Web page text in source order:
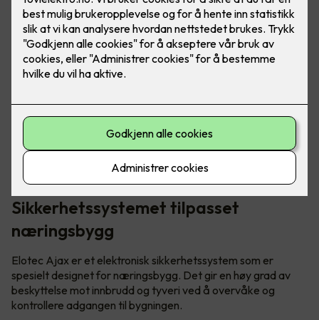
Elotec Ajax-systemet inneholder blant annet brannalarm,
vannalarm, innbruddsalarm, kameraovervåking og
Sikkerhetssystemet tilpasset
næringsbygg
Elotec Ajax er et elektronisk sikkerhetssystem som er
spesielt designet for næringsbygg. Det gir en høy grad av
beskyttelse mot innbrudd og tyveri ved å overvåke og
kontrollere adgangen til bygningen.